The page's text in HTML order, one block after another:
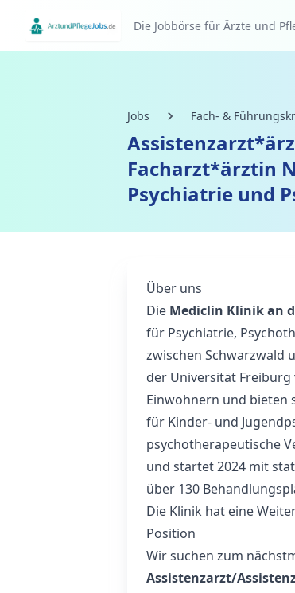
Die Jobbörse für Ärzte und
Jobs Fach- &
Facharzt*ärztin
Psychiatrie und
Über uns
Die Mediclin Klinik an
für Psychiatrie,
zwischen Schwarzwald
der Universität
Einwohnern und bieten
für Kinder- und
psychotherapeutische
und startet 2024 mit
über 130
Die Klinik hat eine
Position
Wir suchen zum
Assistenzarzt/